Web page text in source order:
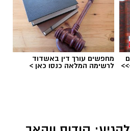
מחפשים עורך דין באשדוד
לרשימה המלאה כנסו כאן >